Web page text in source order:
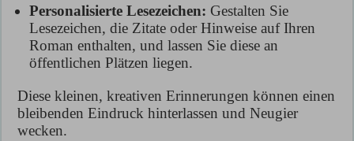
Personalisierte Lesezeichen: Gestalten Sie
Lesezeichen, die Zitate oder Hinweise auf Ihren
Roman enthalten, und lassen Sie diese an
öffentlichen Plätzen liegen.
Diese kleinen, kreativen Erinnerungen können einen
bleibenden Eindruck hinterlassen und Neugier
wecken.